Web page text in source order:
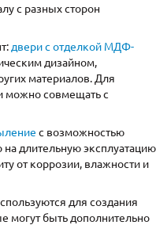
с разных сторон
двери с отделкой МДФ-
дизайном,
материалов. Для
можно совмещать с
с возможностью
на длительную эксплуатацию
от коррозии, влажности и
для создания
могут быть дополнительно